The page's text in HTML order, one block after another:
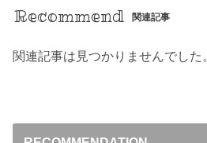
Recommend 関連記事
関連記事は見つかりませんでした